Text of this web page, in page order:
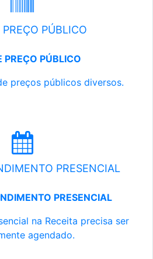
PREÇO PÚBLICO
PREÇO PÚBLICO
preços públicos diversos.
PRESENCIAL
PRESENCIAL
na Receita precisa ser
agendado.